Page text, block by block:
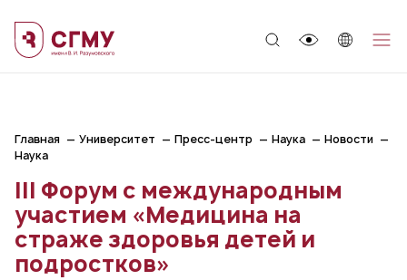
Главная Университет Пресс-центр Наука
Новости
Наука
III Форум с международным
участием «Медицина на
страже здоровья детей и
подростков»